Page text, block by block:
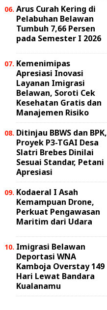
Arus Curah Kering di
Pelabuhan Belawan
Tumbuh 7,66 Persen
pada Semester I 2026
Kemenimipas
Apresiasi Inovasi
Layanan Imigrasi
Belawan, Soroti Cek
Kesehatan Gratis dan
Manajemen Risiko
Ditinjau BBWS dan BPK,
Proyek P3-TGAI Desa
Slatri Brebes Dinilai
Sesuai Standar, Petani
Apresiasi
Kodaeral I Asah
Kemampuan Drone,
Perkuat Pengawasan
Maritim dari Udara
Imigrasi Belawan
Deportasi WNA
Kamboja Overstay 149
Hari Lewat Bandara
Kualanamu